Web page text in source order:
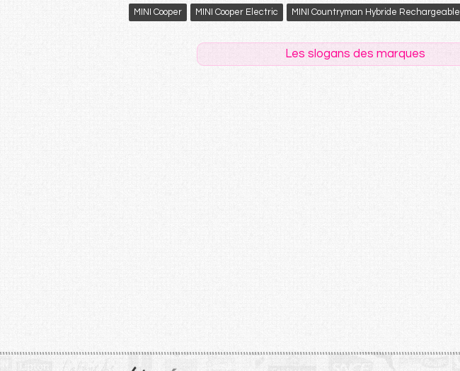
MINI Cooper MINI Cooper Electric MINI Countryman Hybride Rechargeable
Les slogans des marques